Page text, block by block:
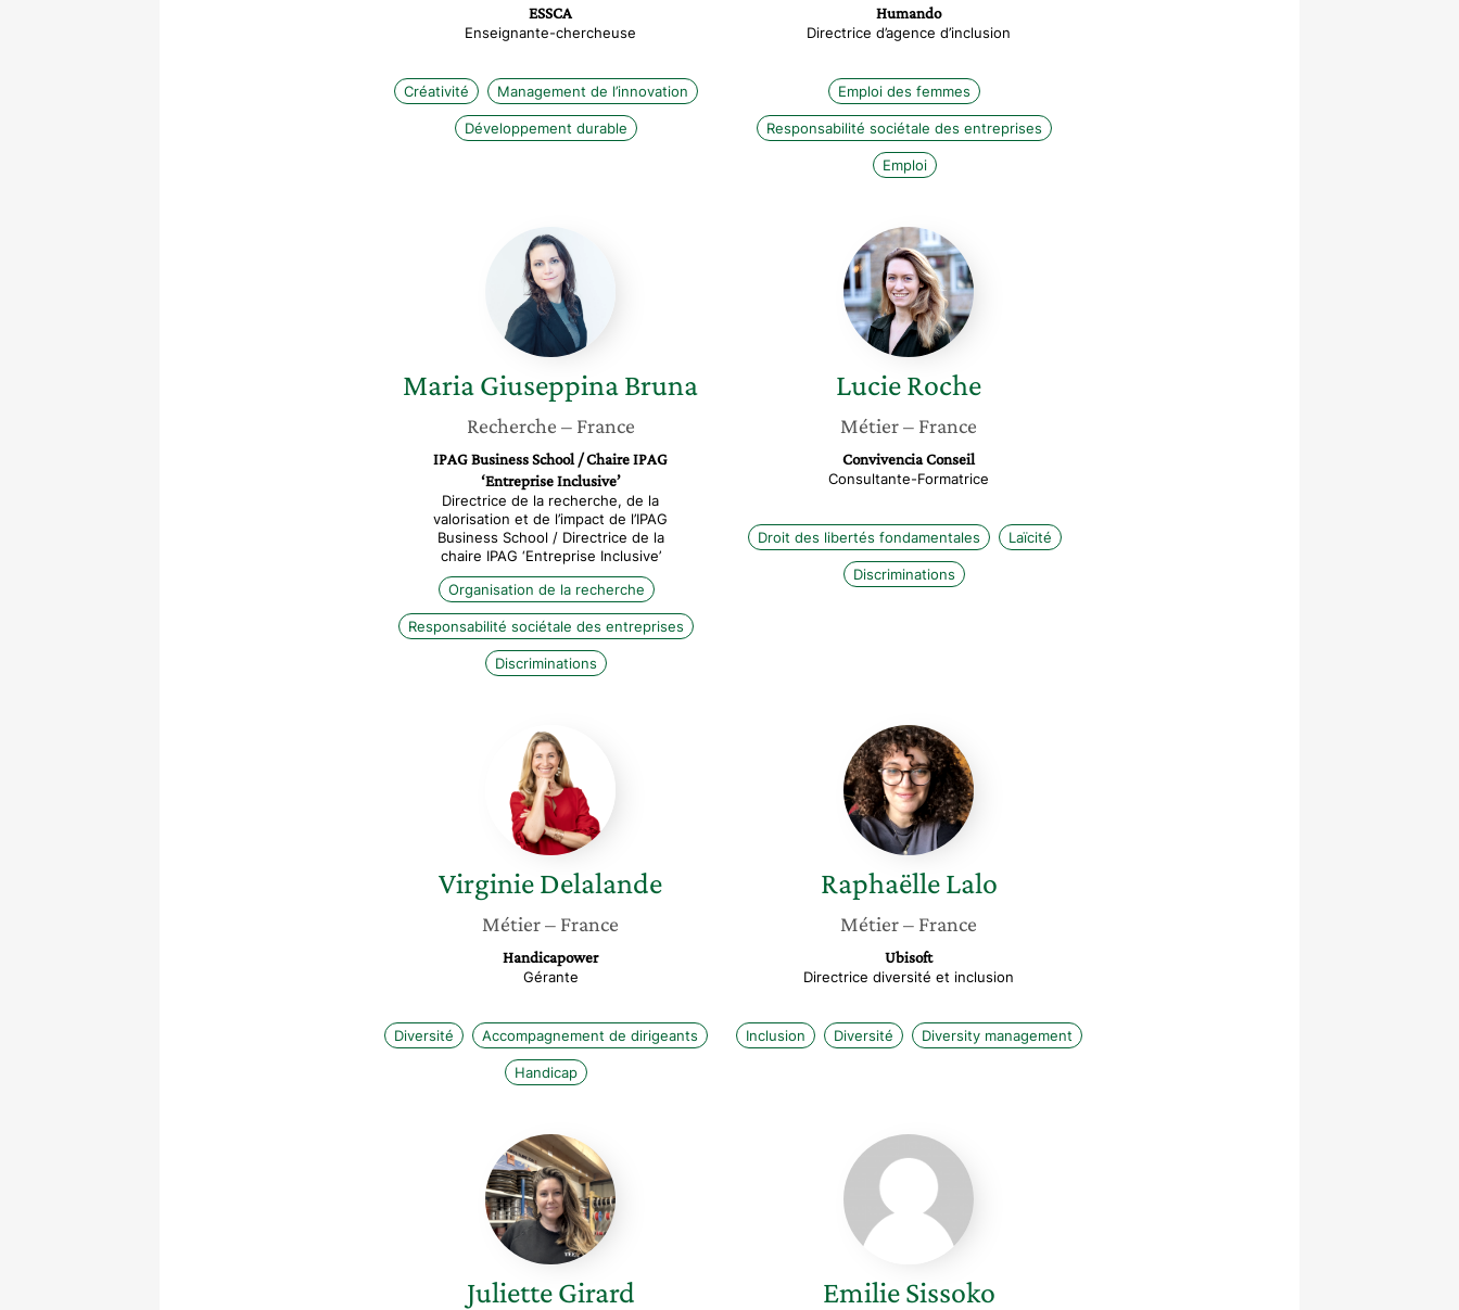
ESSCA
Enseignante-chercheuse
Créativité Management de l’innovation
Développement durable
Humando
Directrice d’agence d’inclusion
Emploi des femmes
Responsabilité sociétale des entreprises
Emploi
Maria
Giuseppina
Bruna
Maria GiuseppinaBruna
Recherche – France
IPAG Business School / Chaire IPAG
‘Entreprise Inclusive’
Directrice de la recherche, de la
valorisation et de l’impact de l’IPAG
Business School / Directrice de la
chaire IPAG ‘Entreprise Inclusive’
Organisation de la recherche
Responsabilité sociétale des entreprises
Discriminations
Lucie
Roche
LucieRoche
Métier– France
Convivencia Conseil
Consultante-Formatrice
Droit des libertés fondamentales Laïcité
Discriminations
Virginie
Delalande
VirginieDelalande
Métier– France
Handicapower
Gérante
Diversité Accompagnement de dirigeants
Handicap
Raphaëlle
Lalo
Raphaëlle Lalo
Métier– France
Ubisoft
Directrice diversité et inclusion
Inclusion Diversité Diversity management
Juliette
Girard
Juliette Girard
Emilie
Sissoko
Emilie Sissoko